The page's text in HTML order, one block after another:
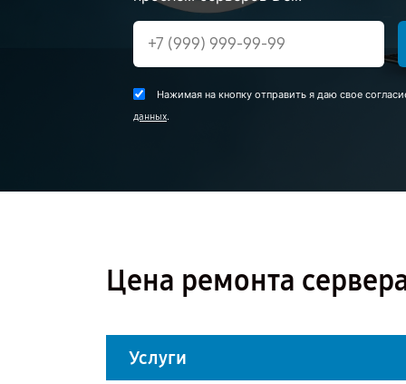
Нажимая на кнопку отправить я даю свое
данных.
Цена ремонта
Услуги